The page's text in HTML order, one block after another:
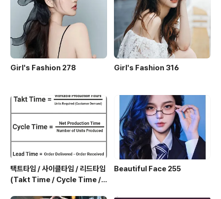
Girl's Fashion 278 Girl's Fashion 316
택트타임 / 사이클타임 / 리드타임
(Takt Time / Cycle Time / L
Beautiful Face 255